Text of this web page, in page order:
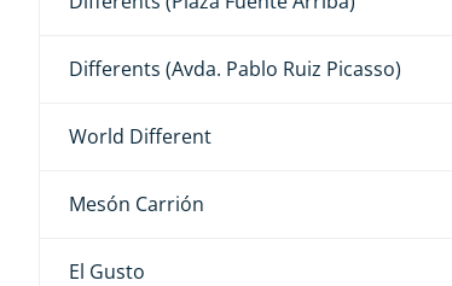
Differents (Avda. Pablo Ruiz Picasso)
World Different
Mesón Carrión
El Gusto